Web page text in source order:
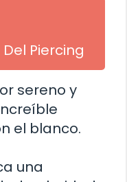
Piercing
sereno y
el blanco.
una